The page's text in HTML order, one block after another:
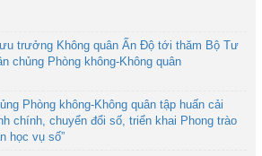
trưởng Không quân Ấn Độ tới thăm Bộ Tư
chủng Phòng không-Không quân
Phòng không-Không quân tập huấn cải
chính, chuyển đổi số, triển khai Phong trào
học vụ số”